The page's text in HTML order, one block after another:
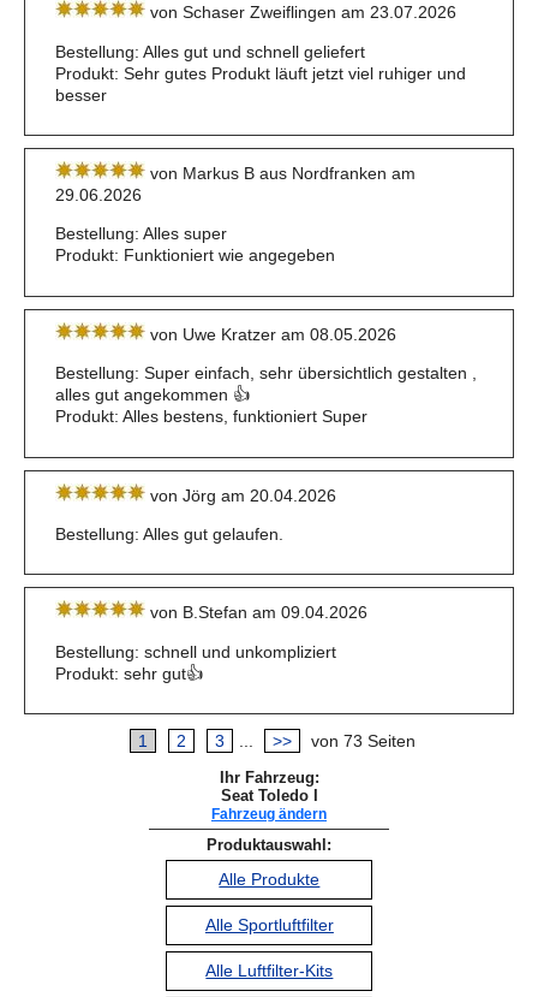
von Schaser Zweiflingen am 23.07.2026
Bestellung: Alles gut und schnell geliefert
Produkt: Sehr gutes Produkt läuft jetzt viel ruhiger und
besser
von Markus B aus Nordfranken am
29.06.2026
Bestellung: Alles super
Produkt: Funktioniert wie angegeben
von Uwe Kratzer am 08.05.2026
Bestellung: Super einfach, sehr übersichtlich gestalten ,
alles gut angekommen 👍
Produkt: Alles bestens, funktioniert Super
von Jörg am 20.04.2026
Bestellung: Alles gut gelaufen.
von B.Stefan am 09.04.2026
Bestellung: schnell und unkompliziert
Produkt: sehr gut👍
1 2 3 ... >> von 73 Seiten
Ihr Fahrzeug:
Seat Toledo I
Fahrzeug ändern
Produktauswahl:
Alle Produkte
Alle Sportluftfilter
Alle Luftfilter-Kits